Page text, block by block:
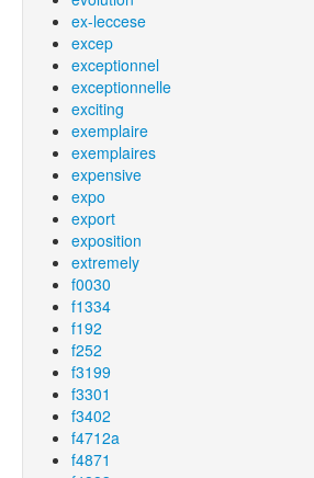
ex-leccese
excep
exceptionnel
exceptionnelle
exciting
exemplaire
exemplaires
expensive
expo
export
exposition
extremely
f0030
f1334
f192
f252
f3199
f3301
f3402
f4712a
f4871